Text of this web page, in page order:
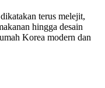
terus melejit,
hingga desain
Korea modern dan